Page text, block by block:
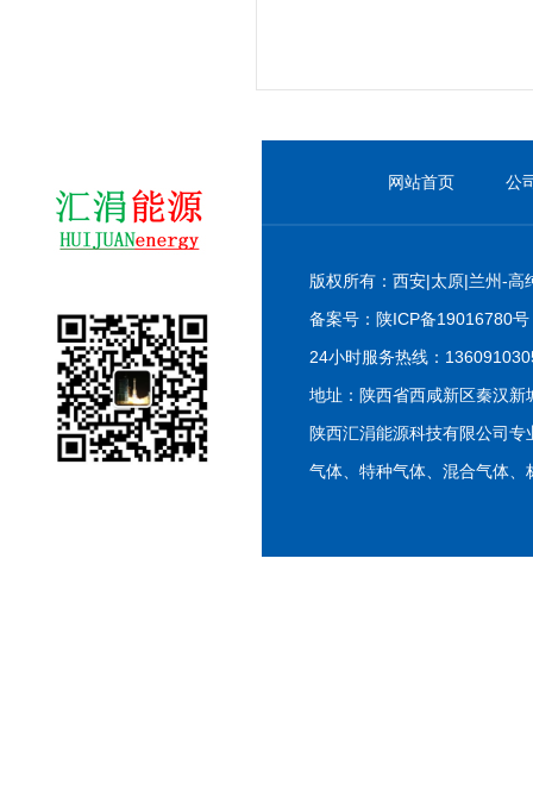
网站首页 公
版权所有：西安|太原|兰州-高
备案号： 陕ICP备19016780号
24小时服务热线：
地址：陕西省西咸新区秦汉
陕西汇涓能源科技有限公司
气体、特种气体、混合气体